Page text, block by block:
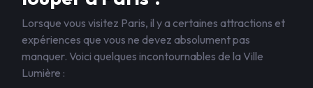
Lorsque vous visitez Paris, il y a certaines attractions et
expériences que vous ne devez absolument pas
manquer. Voici quelques incontournables de la Ville
Lumière :